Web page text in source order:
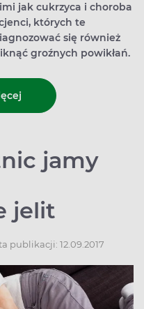
jak cukrzyca i choroba
których te
się również
groźnych powikłań.
jamy
jelit
publikacji: 12.09.2017